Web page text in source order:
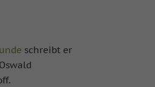
schreibt er